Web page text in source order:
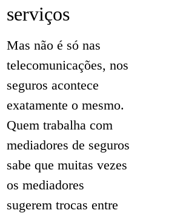
serviços
Mas não é só nas
telecomunicações, nos
seguros acontece
exatamente o mesmo.
Quem trabalha com
mediadores de seguros
sabe que muitas vezes
os mediadores
sugerem trocas entre